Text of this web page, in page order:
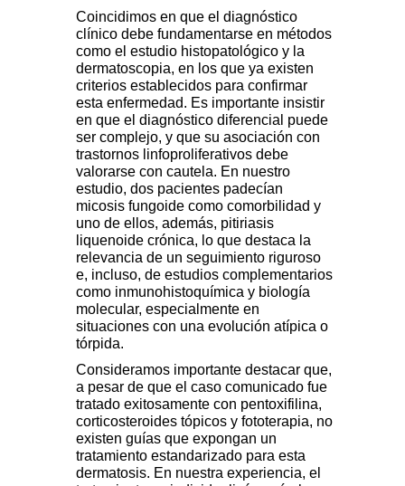
Coincidimos en que el diagnóstico
clínico debe fundamentarse en métodos
como el estudio histopatológico y la
dermatoscopia, en los que ya existen
criterios establecidos para confirmar
esta enfermedad. Es importante insistir
en que el diagnóstico diferencial puede
ser complejo, y que su asociación con
trastornos linfoproliferativos debe
valorarse con cautela. En nuestro
estudio, dos pacientes padecían
micosis fungoide como comorbilidad y
uno de ellos, además, pitiriasis
liquenoide crónica, lo que destaca la
relevancia de un seguimiento riguroso
e, incluso, de estudios complementarios
como inmunohistoquímica y biología
molecular, especialmente en
situaciones con una evolución atípica o
tórpida.
Consideramos importante destacar que,
a pesar de que el caso comunicado fue
tratado exitosamente con pentoxifilina,
corticosteroides tópicos y fototerapia, no
existen guías que expongan un
tratamiento estandarizado para esta
dermatosis. En nuestra experiencia, el